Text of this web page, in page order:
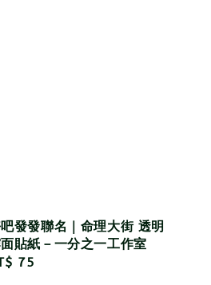
發發聯名｜命理大街 透明
貼紙－一分之一工作室
75